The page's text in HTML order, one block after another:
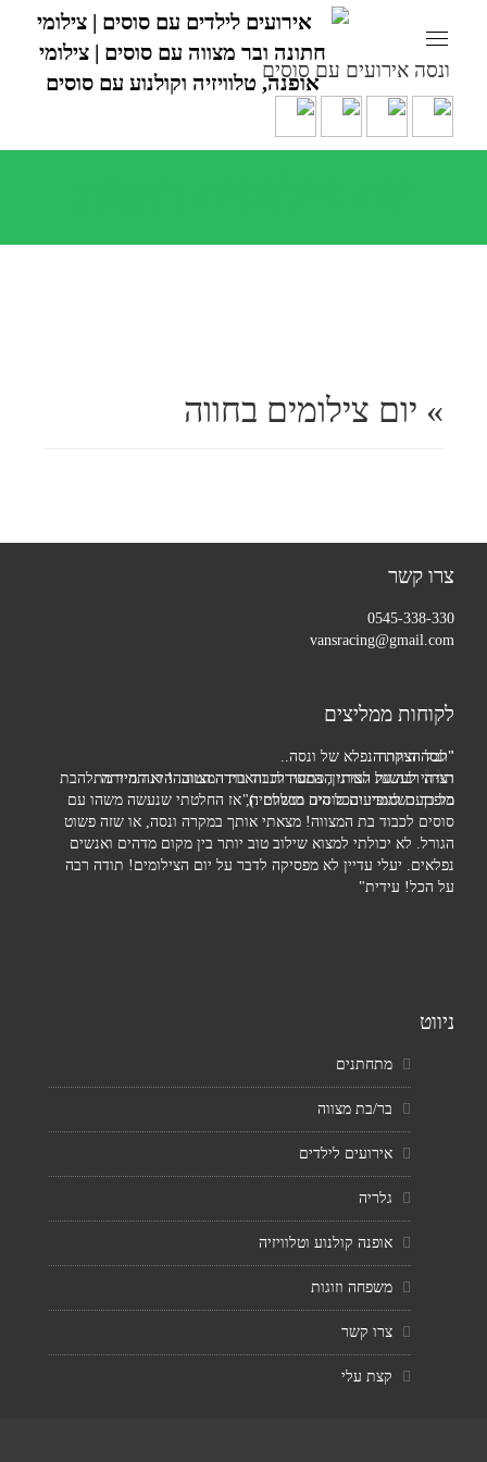
ונסה אירועים עם סוסים
» יום צילומים בחווה
צרו קשר
0545-338-330
vansracing@gmail.com
לקוחות ממליצים
"לכל הצוות הנפלא של ונסה..
רציתי לעשות לביתי הפתעה לכבוד בת המצווה. היא תמיד מתלהבת
כל כך כשמופיעים סוסים בטלוויזיה, אז החלטתי שנעשה משהו עם
סוסים לכבוד בת המצווה! מצאתי אותך במקרה ונסה, או שזה פשוט
הגורל. לא יכולתי למצוא שילוב טוב יותר בין מקום מדהים ואנשים
נפלאים. יעלי עדיין לא מפסיקה לדבר על יום הצילומים! תודה רבה
על הכל! עידית"
"ונסה היקרה
תודה רבה על הארגון, המסירות והאווירה הטובה! דנה הייתה
מופתעת לגמרי והכל היה מושלם :)"
ניווט
מתחתנים
בר/בת מצווה
אירועים לילדים
גלריה
אופנה קולנוע וטלוויזיה
משפחה וזוגות
צרו קשר
קצת עלי